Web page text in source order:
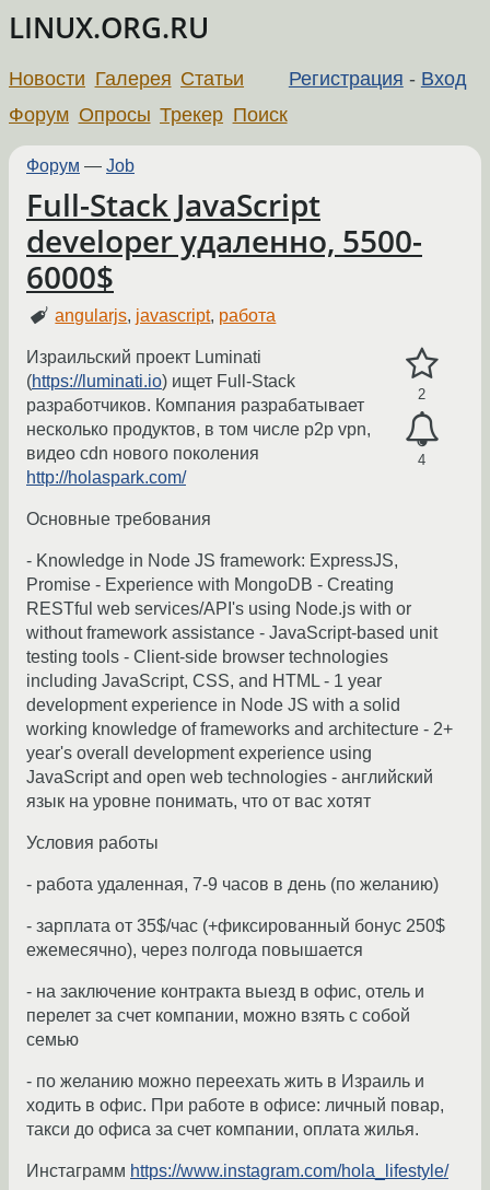
LINUX.ORG.RU
Регистрация - Вход
Новости Галерея Статьи
Форум Опросы Трекер Поиск
Форум — Job
Full-Stack JavaScript
developer удаленно, 5500-
6000$
angularjs, javascript, работа
2
4
Израильский проект Luminati
(https://luminati.io) ищет Full-Stack
разработчиков. Компания разрабатывает
несколько продуктов, в том числе p2p vpn,
видео cdn нового поколения
http://holaspark.com/
Основные требования
- Knowledge in Node JS framework: ExpressJS,
Promise - Experience with MongoDB - Creating
RESTful web services/API's using Node.js with or
without framework assistance - JavaScript-based unit
testing tools - Client-side browser technologies
including JavaScript, CSS, and HTML - 1 year
development experience in Node JS with a solid
working knowledge of frameworks and architecture - 2+
year's overall development experience using
JavaScript and open web technologies - английский
язык на уровне понимать, что от вас хотят
Условия работы
- работа удаленная, 7-9 часов в день (по желанию)
- зарплата от 35$/час (+фиксированный бонус 250$
ежемесячно), через полгода повышается
- на заключение контракта выезд в офис, отель и
перелет за счет компании, можно взять с собой
семью
- по желанию можно переехать жить в Израиль и
ходить в офис. При работе в офисе: личный повар,
такси до офиса за счет компании, оплата жилья.
Инстаграмм https://www.instagram.com/hola_lifestyle/